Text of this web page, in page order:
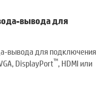
вывода для
вывода для подключения
DisplayPort™, HDMI или